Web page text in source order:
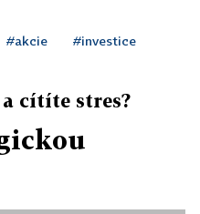
#akcie #investice
cítíte stres?